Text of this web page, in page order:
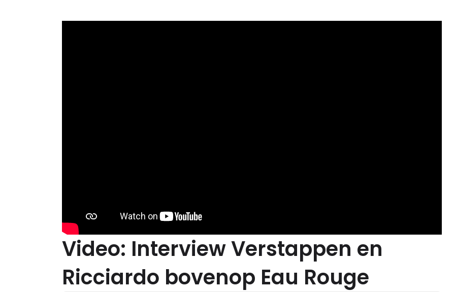
Video: Interview Verstappen en
Ricciardo bovenop Eau Rouge